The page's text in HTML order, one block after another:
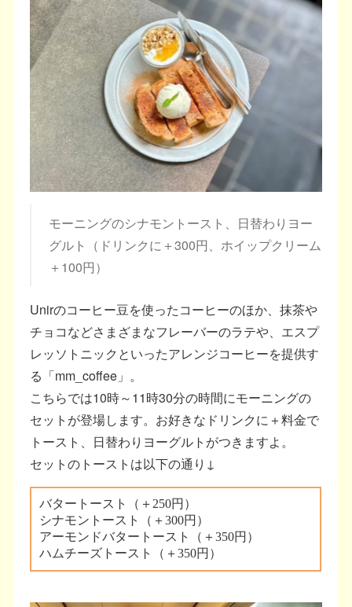
モーニングのシナモントースト、日替わりヨー
グルト（ドリンクに＋300円、ホイップクリーム
＋100円）
Unirのコーヒー豆を使ったコーヒーのほか、抹茶や
チョコなどさまざまなフレーバーのラテや、エスプ
レッソトニックといったアレンジコーヒーを提供す
る「mm_coffee」。
こちらでは10時～11時30分の時間にモーニングの
セットが登場します。お好きなドリンクに＋料金で
トースト、日替わりヨーグルトがつきますよ。
セットのトーストは以下の通り↓